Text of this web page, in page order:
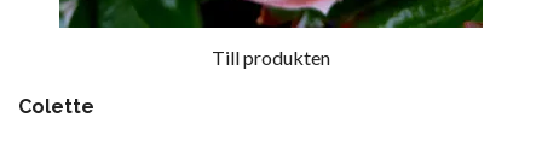
Till produkten
Colette